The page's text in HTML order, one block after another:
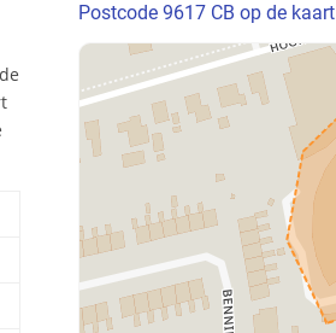
Postcode 9617 CB op de kaart